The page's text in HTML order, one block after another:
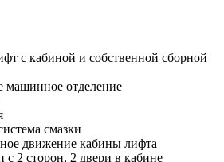
с кабиной и собственной сборной
машинное отделение
смазки
движение кабины лифта
2 сторон, 2 двери в кабине